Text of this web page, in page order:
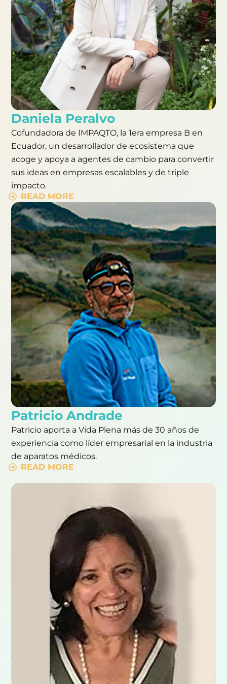
Daniela Peralvo
Cofundadora de IMPAQTO, la 1era empresa B en
Ecuador, un desarrollador de ecosistema que
acoge y apoya a agentes de cambio para convertir
sus ideas en empresas escalables y de triple
impacto.
READ MORE
Patricio Andrade
Patricio aporta a Vida Plena más de 30 años de
experiencia como líder empresarial en la industria
de aparatos médicos.
READ MORE